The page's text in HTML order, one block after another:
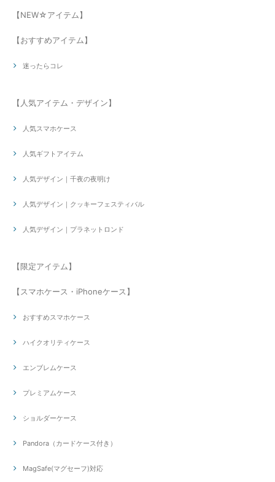
【NEW☆アイテム】
【おすすめアイテム】
迷ったらコレ
【人気アイテム・デザイン】
人気スマホケース
人気ギフトアイテム
人気デザイン｜千夜の夜明け
人気デザイン｜クッキーフェスティバル
人気デザイン｜プラネットロンド
【限定アイテム】
【スマホケース・iPhoneケース】
おすすめスマホケース
ハイクオリティケース
エンブレムケース
プレミアムケース
ショルダーケース
Pandora（カードケース付き）
MagSafe(マグセーフ)対応